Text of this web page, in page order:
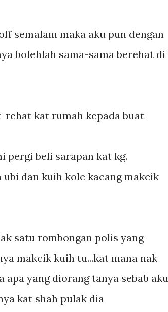
semalam maka aku pun dengan
bolehlah sama-sama berehat di
kat rumah kepada buat
pergi beli sarapan kat kg.
ubi dan kuih kole kacang makcik
satu rombongan polis yang
makcik kuih tu...kat mana nak
apa yang diorang tanya sebab aku
kat shah pulak dia